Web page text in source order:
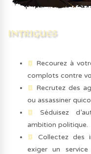
Recourez à
complots contre
Recrutez des
ou assassiner
Séduisez
ambition politique.
Collectez des
exiger un